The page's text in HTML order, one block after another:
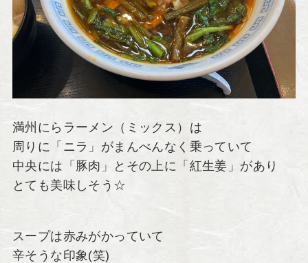
満州にらラーメン（ミックス）は
周りに「ニラ」がまんべんなく乗っていて
中央には「豚肉」とその上に「紅生姜」があり
とても美味しそう☆
スープは赤みがかっていて
辛そうな印象(笑)